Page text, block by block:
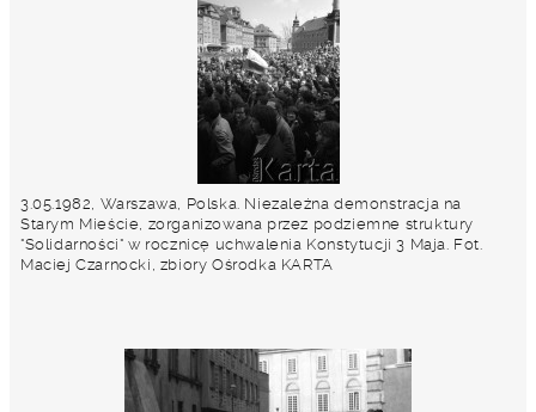
3.05.1982, Warszawa, Polska. Niezależna demonstracja na
Starym Mieście, zorganizowana przez podziemne struktury
"Solidarności" w rocznicę uchwalenia Konstytucji 3 Maja. Fot.
Maciej Czarnocki, zbiory Ośrodka KARTA